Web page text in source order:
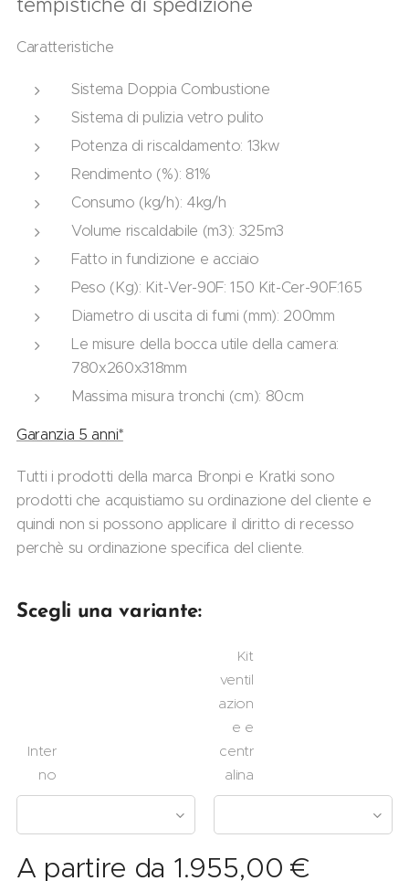
tempistiche di spedizione
Caratteristiche
Sistema Doppia Combustione
Sistema di pulizia vetro pulito
Potenza di riscaldamento: 13kw
Rendimento (%): 81%
Consumo (kg/h): 4kg/h
Volume riscaldabile (m3): 325m3
Fatto in fundizione e acciaio
Peso (Kg): Kit-Ver-90F: 150 Kit-Cer-90F:165
Diametro di uscita di fumi (mm): 200mm
Le misure della bocca utile della camera:
780x260x318mm
Massima misura tronchi (cm): 80cm
Garanzia 5 anni*
Tutti i prodotti della marca Bronpi e Kratki sono
prodotti che acquistiamo su ordinazione del cliente e
quindi non si possono applicare il diritto di recesso
perchè su ordinazione specifica del cliente.
Scegli una variante:
Inter
no
Kit
ventil
azion
e e
centr
alina
A partire da 1.955,00 €